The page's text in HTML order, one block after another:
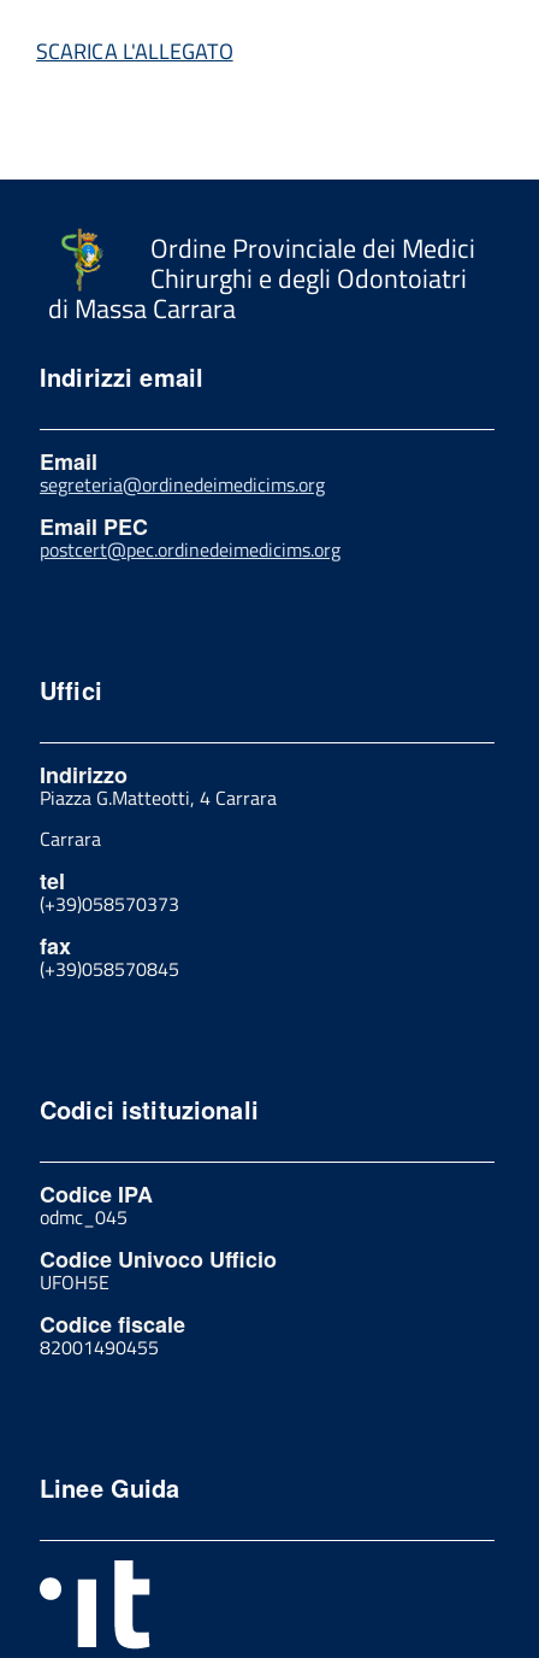
SCARICA L'ALLEGATO
Ordine Provinciale dei Medici
Chirurghi e degli Odontoiatri
di Massa Carrara
Indirizzi email
Email
segreteria@ordinedeimedicims.org
Email PEC
postcert@pec.ordinedeimedicims.org
Uffici
Indirizzo
Piazza G.Matteotti, 4 Carrara
Carrara
tel
(+39)058570373
fax
(+39)058570845
Codici istituzionali
Codice IPA
odmc_045
Codice Univoco Ufficio
UFOH5E
Codice fiscale
82001490455
Linee Guida